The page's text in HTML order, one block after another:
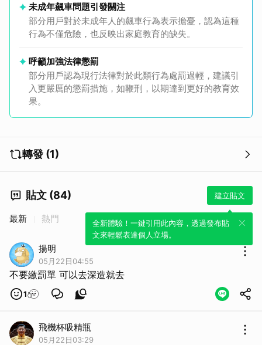
未成年飆車問題引發關注
部分用戶對於未成年人的飆車行為表示擔憂，認為這種
行為不僅危險，也反映出家庭教育的缺失。
呼籲加強法律懲罰
部分用戶認為現行法律對於此類行為處罰過輕，建議引
入更嚴厲的懲罰措施，如鞭刑，以期達到更好的教育效
果。
轉發 (1)
貼文 (84) 建立貼文
全新體驗！一鍵引用此內容，透過發布貼
文來輕鬆表達個人立場。
最新 熱門
揚明
05月22日04:55
不要繳罰單 可以去深造就去
1
飛機杯吸精瓶
05月22日03:29